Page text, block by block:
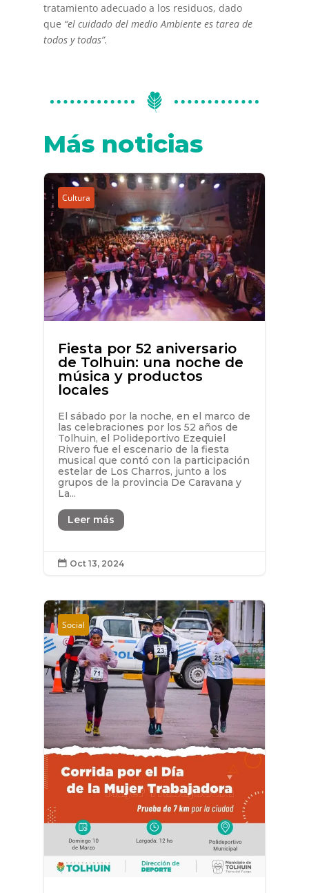
tratamiento adecuado a los residuos, dado
que “el cuidado del medio Ambiente es tarea de
todos y todas”.
Más noticias
Cultura
Fiesta por 52 aniversario
de Tolhuin: una noche de
música y productos
locales
El sábado por la noche, en el marco de
las celebraciones por los 52 años de
Tolhuin, el Polideportivo Ezequiel
Rivero fue el escenario de la fiesta
musical que contó con la participación
estelar de Los Charros, junto a los
grupos de la provincia De Caravana y
La...
Leer más
 Oct 13, 2024
Social